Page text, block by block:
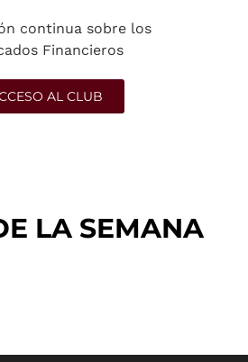
continua sobre los
Financieros
AL CLUB
LA SEMANA